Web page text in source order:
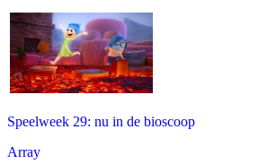
Speelweek 29: nu in de bioscoop
Array